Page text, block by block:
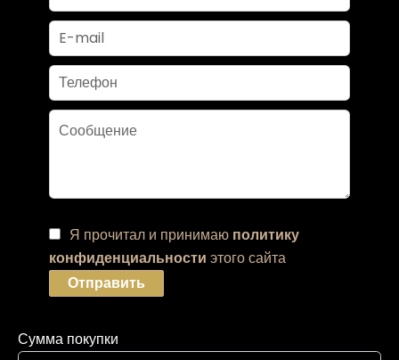
Я прочитал и принимаю политику
конфиденциальности этого сайта
Отправить
Сумма покупки